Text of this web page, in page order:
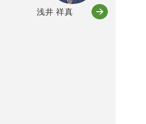
浅井 祥真